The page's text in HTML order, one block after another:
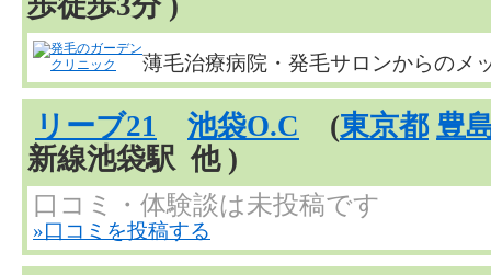
薄毛治療病院・発毛サロンからのメ
リーブ21 池袋O.C (東京都 豊
新線池袋駅 他 )
口コミ・体験談は未投稿です
»口コミを投稿する